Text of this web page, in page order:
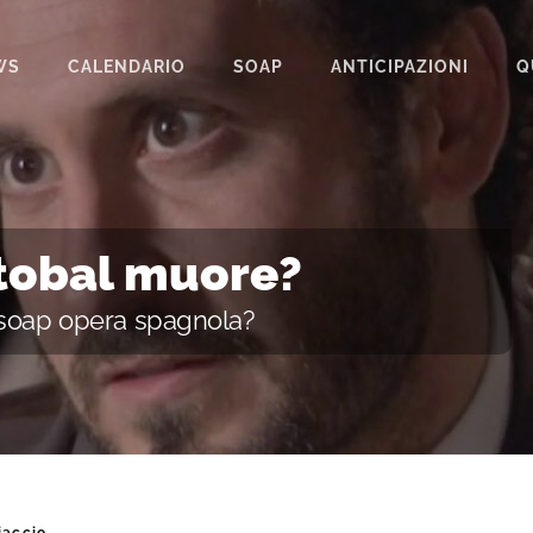
CALENDARIO SOAP
SEGRETI DI FAMIGLIA
TEMPESTA D’AMORE
ANTICIPAZIONI
muore?
opera spagnola?